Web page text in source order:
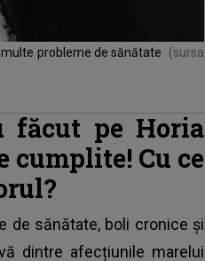
probleme de sănătate
(sursa
făcut pe Horia
cumplite! Cu ce
de sănătate, boli cronice și
dintre afecțiunile marelui